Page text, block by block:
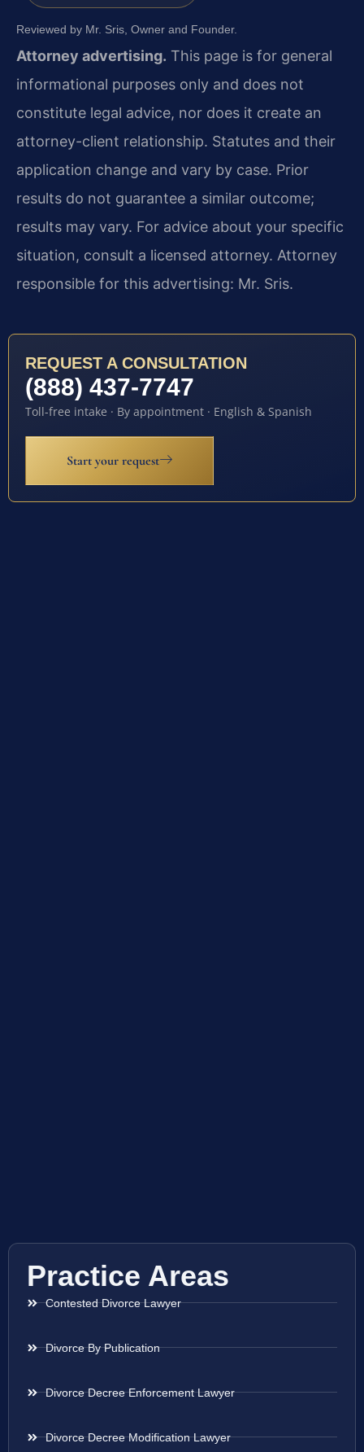
Reviewed by Mr. Sris, Owner and Founder.
Attorney advertising. This page is for general
informational purposes only and does not
constitute legal advice, nor does it create an
attorney-client relationship. Statutes and their
application change and vary by case. Prior
results do not guarantee a similar outcome;
results may vary. For advice about your specific
situation, consult a licensed attorney. Attorney
responsible for this advertising: Mr. Sris.
REQUEST A CONSULTATION
(888) 437-7747
Toll-free intake · By appointment · English & Spanish
Start your request
Practice Areas
Contested Divorce Lawyer
Divorce By Publication
Divorce Decree Enforcement Lawyer
Divorce Decree Modification Lawyer